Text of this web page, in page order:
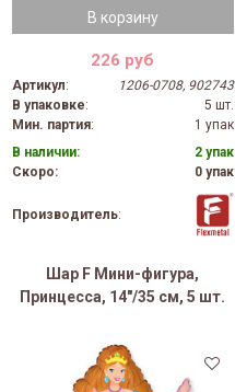
В корзину
226 руб
Артикул:
1206-0708, 902743
В упаковке:
5 шт.
Мин. партия:
1 упак
В наличии:
2 упак
Скоро:
0 упак
Производитель:
Шар F Мини-фигура,
Принцесса, 14"/35 см, 5 шт.